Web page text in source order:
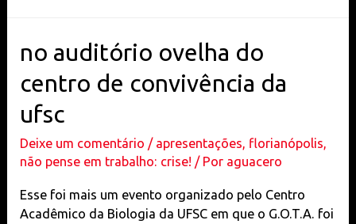
no auditório ovelha do
centro de convivência da
ufsc
Deixe um comentário / apresentações, florianópolis,
não pense em trabalho: crise! / Por aguacero
Esse foi mais um evento organizado pelo Centro
Acadêmico da Biologia da UFSC em que o G.O.T.A. foi